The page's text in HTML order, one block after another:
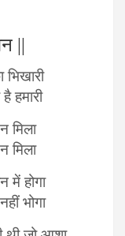
||
भिखारी
हमारी
मिला
मिला
में होगा
भोगा